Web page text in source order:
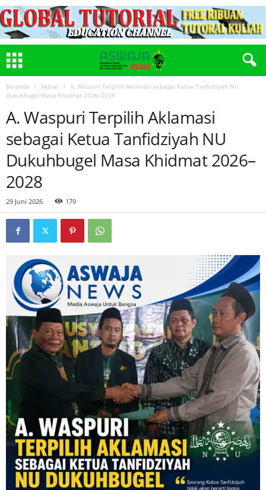
Beranda Aktual
A. Waspuri Terpilih Aklamasi sebagai Ketua Tanfidziyah NU
Dukuhbugel Masa Khidmat 2026–2028
A. Waspuri Terpilih Aklamasi
sebagai Ketua Tanfidziyah NU
Dukuhbugel Masa Khidmat 2026–
2028
29 Juni 2026 179